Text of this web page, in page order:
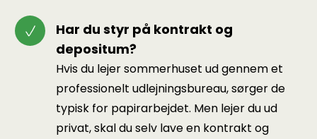
Har du styr på kontrakt og
depositum?
Hvis du lejer sommerhuset ud gennem et
professionelt udlejningsbureau, sørger de
typisk for papirarbejdet. Men lejer du ud
privat, skal du selv lave en kontrakt og